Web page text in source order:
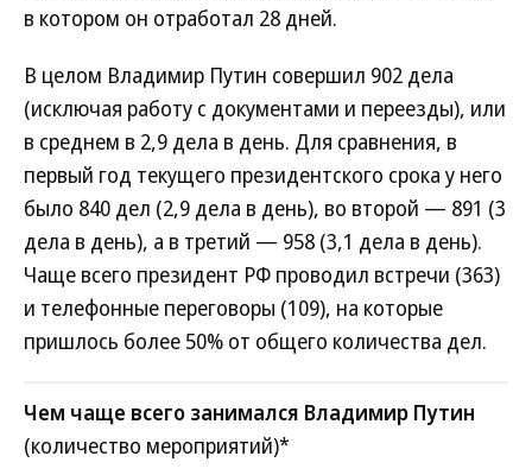
в котором он отработал 28 дней.
В целом Владимир Путин совершил 902 дела
(исключая работу с документами и переезды), или
в среднем в 2,9 дела в день. Для сравнения, в
первый год текущего президентского срока у него
было 840 дел (2,9 дела в день), во второй — 891 (3
дела в день), а в третий — 958 (3,1 дела в день).
Чаще всего президент РФ проводил встречи (363)
и телефонные переговоры (109), на которые
пришлось более 50% от общего количества дел.
Чем чаще всего занимался Владимир Путин
(количество мероприятий)*